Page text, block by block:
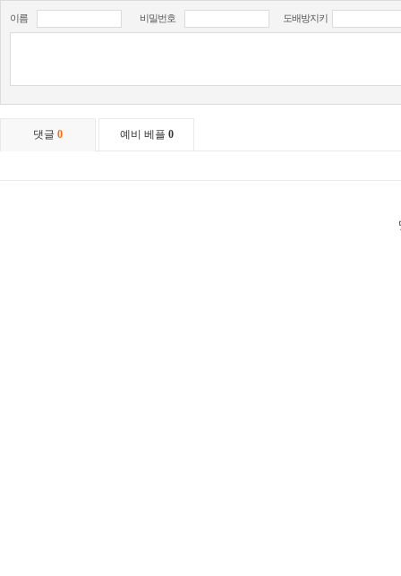
이름 비밀번호 도배방지키
댓글 0 예비 베플 0